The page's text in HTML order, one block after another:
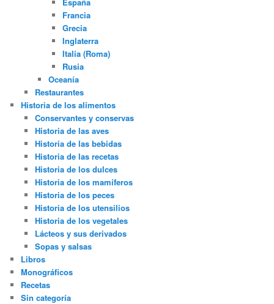
Francia
Grecia
Inglaterra
Italia (Roma)
Rusia
Oceanía
Restaurantes
Historia de los alimentos
Conservantes y conservas
Historia de las aves
Historia de las bebidas
Historia de las recetas
Historia de los dulces
Historia de los mamíferos
Historia de los peces
Historia de los utensilios
Historia de los vegetales
Lácteos y sus derivados
Sopas y salsas
Libros
Monográficos
Recetas
Sin categoría